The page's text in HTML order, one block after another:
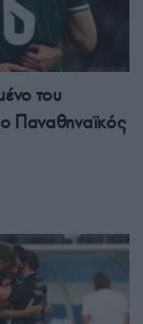
του
Παναθηναϊκός